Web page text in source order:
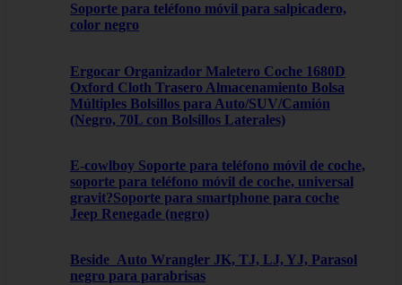
Soporte para teléfono móvil para salpicadero,
color negro
Ergocar Organizador Maletero Coche 1680D
Oxford Cloth Trasero Almacenamiento Bolsa
Múltiples Bolsillos para Auto/SUV/Camión
(Negro, 70L con Bolsillos Laterales)
E-cowlboy Soporte para teléfono móvil de coche,
soporte para teléfono móvil de coche, universal
gravit?Soporte para smartphone para coche
Jeep Renegade (negro)
Beside_Auto Wrangler JK, TJ, LJ, YJ, Parasol
negro para parabrisas